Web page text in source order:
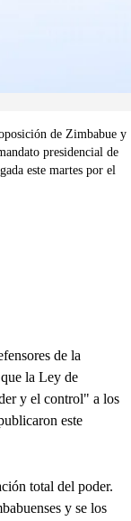
de Zimbabue y
presidencial de
este martes por el
de la
la Ley de
y el control" a los
este
total del poder.
y se los